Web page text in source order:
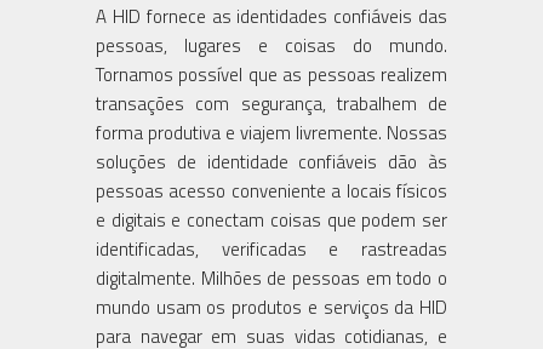
A HID fornece as identidades confiáveis das
pessoas, lugares e coisas do mundo.
Tornamos possível que as pessoas realizem
transações com segurança, trabalhem de
forma produtiva e viajem livremente. Nossas
soluções de identidade confiáveis dão às
pessoas acesso conveniente a locais físicos
e digitais e conectam coisas que podem ser
identificadas, verificadas e rastreadas
digitalmente. Milhões de pessoas em todo o
mundo usam os produtos e serviços da HID
para navegar em suas vidas cotidianas, e